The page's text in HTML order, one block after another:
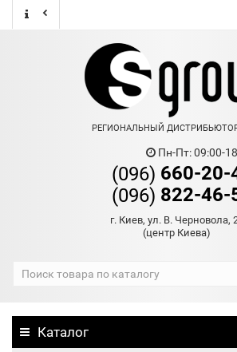
РЕГИОНАЛЬНЫЙ ДИСТРИБЬЮТОР
Пн-Пт: 09:00-
(096) 660-20-
(096) 822-46-
г. Киев, ул. В. Черновола,
(центр Киева)
Каталог